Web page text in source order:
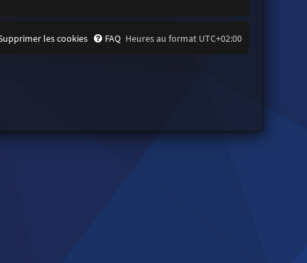
Heures au format UTC+02:00
FAQ
les cookies